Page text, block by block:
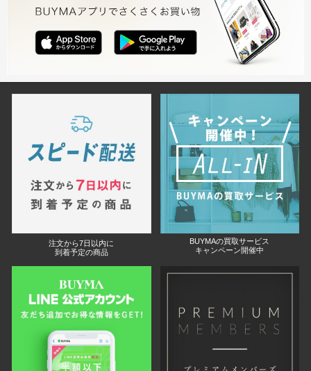
注文から7日以内に
到着予定の商品
BUYMAの買取サービス
キャンペーン開催中